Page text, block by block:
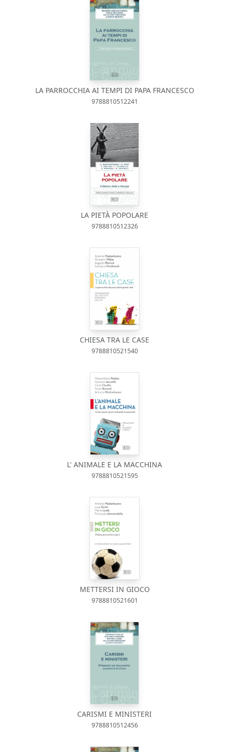
LA PARROCCHIA AI TEMPI DI PAPA FRANCESCO
9788810512241
LA PIETÀ POPOLARE
9788810512326
CHIESA TRA LE CASE
9788810521540
L' ANIMALE E LA MACCHINA
9788810521595
METTERSI IN GIOCO
9788810521601
CARISMI E MINISTERI
9788810512456